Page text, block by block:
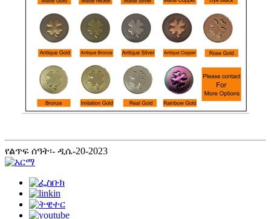
የልጥፍ ሰዓት፡- ዲሴ-20-2023